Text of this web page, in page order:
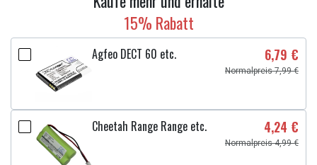
15% Rabatt
Agfeo DECT 60 etc. 6,79 €
Normalpreis 7,99 €
Cheetah Range Range etc. 4,24 €
Normalpreis 4,99 €